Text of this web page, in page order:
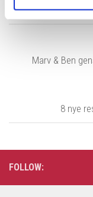
Marv & Ben
8 nye
FOLLOW: